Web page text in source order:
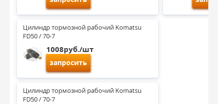
Цилиндр тормозной рабочий Komatsu
FD50 / 70-7
1008руб./шт
запросить
Цилиндр тормозной рабочий Komatsu
FD50 / 70-7